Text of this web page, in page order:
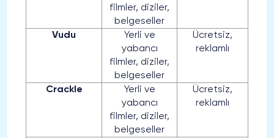
filmler, diziler,
belgeseller
Vudu
Yerli ve
yabancı
filmler, diziler,
belgeseller
Ücretsiz,
reklamlı
Crackle
Yerli ve
yabancı
filmler, diziler,
belgeseller
Ücretsiz,
reklamlı